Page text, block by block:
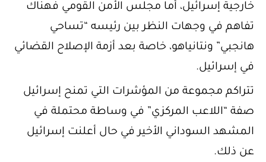
خارجية إسرائيل، أما مجلس الأمن القومي فهناك
تفاهم في وجهات النظر بين رئيسه “تساحي
هانجبي” ونتانياهو، خاصة بعد أزمة الإصلاح القضائي
في إسرائيل.
تتراكم مجموعة من المؤشرات التي تمنح إسرائيل
صفة “اللاعب المركزي” في وساطة محتملة في
المشهد السوداني الأخير في حال أعلنت إسرائيل
عن ذلك.